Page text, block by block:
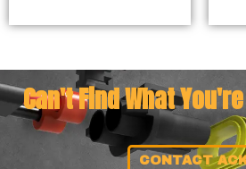
Can't Find What
CONTACT